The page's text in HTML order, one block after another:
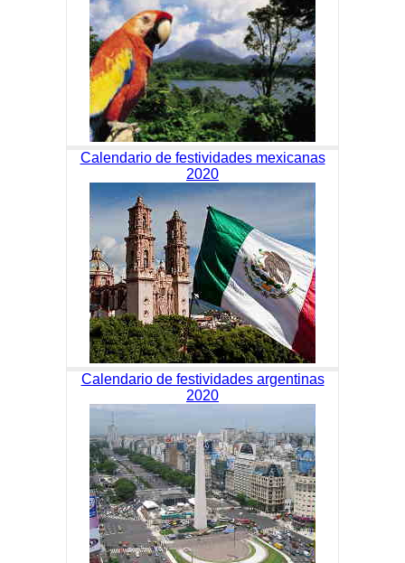
Calendario de festividades mexicanas
2020
Calendario de festividades argentinas
2020